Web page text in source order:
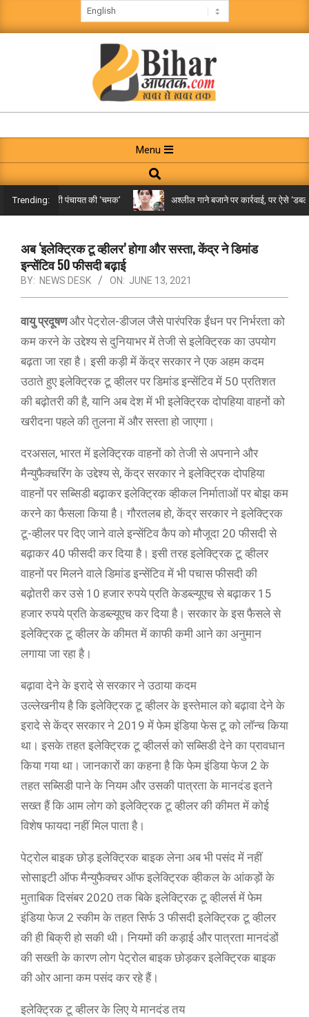
to
BIHAR
AAPTAK
Navigation
Menu
Menu
Search
Trending:
पहुंची गरारी पंचायत की ‘चमक’ अश्लील गाने बजाने पर कार्रवाई, पर ऐसे ‘डबल
अब ‘इलेक्ट्रिक टू व्हीलर’ होगा और सस्ता, केंद्र ने डिमांड
इन्सेंटिव 50 फीसदी बढ़ाई
BY: NEWS DESK ON: JUNE 13, 2021
वायु प्रदूषणऔर पेट्रोल-डीजल जैसे पारंपरिक ईंधन पर निर्भरता को
कम करने के उद्देश्य से दुनियाभर में तेजी से इलेक्ट्रिक का उपयोग
बढ़ता जा रहा है। इसी कड़ी में केंद्र सरकार ने एक अहम कदम
उठाते हुए इलेक्ट्रिक टू व्हीलर पर डिमांड इन्सेंटिव में 50 प्रतिशत
की बढ़ोतरी की है, यानि अब देश में भी इलेक्ट्रिक दोपहिया वाहनों को
खरीदना पहले की तुलना में और सस्ता हो जाएगा।
दरअसल, भारत में इलेक्ट्रिक वाहनों को तेजी से अपनाने और
मैन्युफैक्चरिंग के उद्देश्य से, केंद्र सरकार ने इलेक्ट्रिक दोपहिया
वाहनों पर सब्सिडी बढ़ाकर इलेक्ट्रिक व्हीकल निर्माताओं पर बोझ कम
करने का फैसला किया है। गौरतलब हो, केंद्र सरकार ने इलेक्ट्रिक
टू-व्हीलर पर दिए जाने वाले इन्सेंटिव कैप को मौजूदा 20 फीसदी से
बढ़ाकर 40 फीसदी कर दिया है। इसी तरह इलेक्ट्रिक टू व्हीलर
वाहनों पर मिलने वाले डिमांड इन्सेंटिव में भी पचास फीसदी की
बढ़ोतरी कर उसे 10 हजार रुपये प्रति केडब्ल्यूएच से बढ़ाकर 15
हजार रुपये प्रति केडब्ल्यूएच कर दिया है। सरकार के इस फैसले से
इलेक्ट्रिक टू व्हीलर के कीमत में काफी कमी आने का अनुमान
लगाया जा रहा है।
बढ़ावा देने के इरादे से सरकार ने उठाया कदम
उल्लेखनीय है कि इलेक्ट्रिक टू व्हीलर के इस्तेमाल को बढ़ावा देने के
इरादे से केंद्र सरकार ने 2019 में फेम इंडिया फेस टू को लॉन्च किया
था। इसके तहत इलेक्ट्रिक टू व्हीलर्स को सब्सिडी देने का प्रावधान
किया गया था। जानकारों का कहना है कि फेम इंडिया फेज 2 के
तहत सब्सिडी पाने के नियम और उसकी पात्रता के मानदंड इतने
सख्त हैं कि आम लोग को इलेक्ट्रिक टू व्हीलर की कीमत में कोई
विशेष फायदा नहीं मिल पाता है।
पेट्रोल बाइक छोड़ इलेक्ट्रिक बाइक लेना अब भी पसंद में नहीं
सोसाइटी ऑफ मैन्युफैक्चर ऑफ इलेक्ट्रिक व्हीकल के आंकड़ों के
मुताबिक दिसंबर 2020 तक बिके इलेक्ट्रिक टू व्हीलर्स में फेम
इंडिया फेज 2 स्कीम के तहत सिर्फ 3 फीसदी इलेक्ट्रिक टू व्हीलर
की ही बिक्री हो सकी थी। नियमों की कड़ाई और पात्रता मानदंडों
की सख्ती के कारण लोग पेट्रोल बाइक छोड़कर इलेक्ट्रिक बाइक
की ओर आना कम पसंद कर रहे हैं।
इलेक्ट्रिक टू व्हीलर के लिए ये मानदंड तय